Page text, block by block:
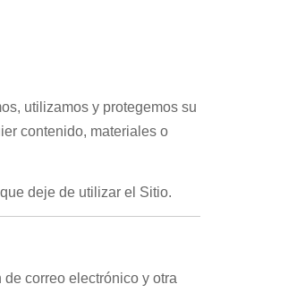
utilizamos y protegemos su
contenido, materiales o
deje de utilizar el Sitio.
correo electrónico y otra